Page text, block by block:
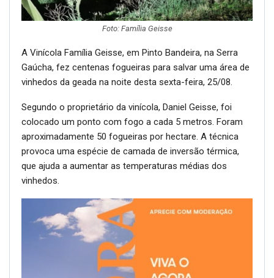
Foto: Família Geisse
A Vinícola Família Geisse, em Pinto Bandeira, na Serra
Gaúcha, fez centenas fogueiras para salvar uma área de
vinhedos da geada na noite desta sexta-feira, 25/08.
Segundo o proprietário da vinícola, Daniel Geisse, foi
colocado um ponto com fogo a cada 5 metros. Foram
aproximadamente 50 fogueiras por hectare. A técnica
provoca uma espécie de camada de inversão térmica,
que ajuda a aumentar as temperaturas médias dos
vinhedos.